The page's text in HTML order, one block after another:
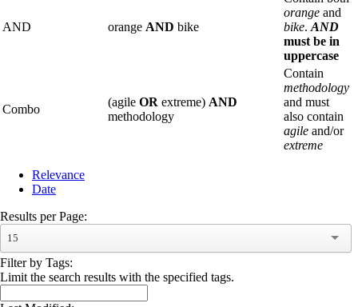
AND orange AND bike
orange and
bike. AND
must be in
uppercase
Combo
(agile OR extreme) AND
methodology
Contain
methodology
and must
also contain
agile and/or
extreme
Relevance
Date
Results per Page:
15
Filter by Tags:
Limit the search results with the specified tags.